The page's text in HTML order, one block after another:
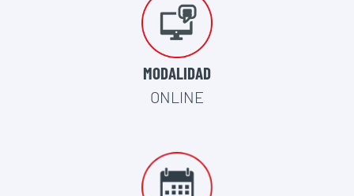
MODALIDAD
ONLINE